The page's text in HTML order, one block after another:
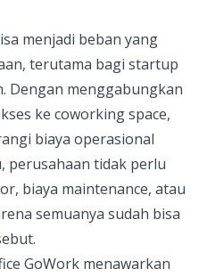
menjadi beban yang
terutama bagi startup
Dengan menggabungkan
ke coworking space,
biaya operasional
perusahaan tidak perlu
biaya maintenance, atau
semuanya sudah bisa
GoWork menawarkan